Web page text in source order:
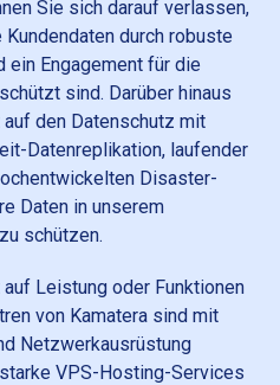
Sie sich darauf verlassen,
durch robuste
ein Engagement für die
sind. Darüber hinaus
den Datenschutz mit
Datenreplikation, laufender
Disaster-
Daten in unserem
schützen.
Leistung oder Funktionen
von Kamatera sind mit
Netzwerkausrüstung
VPS-Hosting-Services